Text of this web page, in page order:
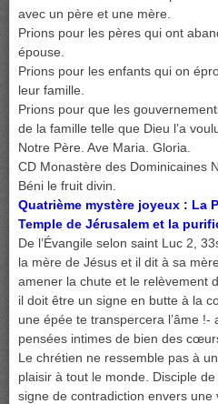
avec un père et une mère.
Prions pour les pères qui ont
épouse.
Prions pour les enfants qui on
leur famille.
Prions pour que les
de la famille telle que Dieu l’a
Notre Père. Ave Maria. Gloria.
CD Monastère des Dominicaines
Béni le fruit divin.
Quatrième mystère joyeux : La
Temple de Jérusalem et la
De l’Évangile selon saint Luc 2,
la mère de Jésus et il dit à sa
amener la chute et le relèvement
il doit être un signe en butte à la
une épée te transpercera l’âme !-
pensées intimes de bien des
Le chrétien ne ressemble pas à
plaisir à tout le monde. Disciple
signe de contradiction envers une